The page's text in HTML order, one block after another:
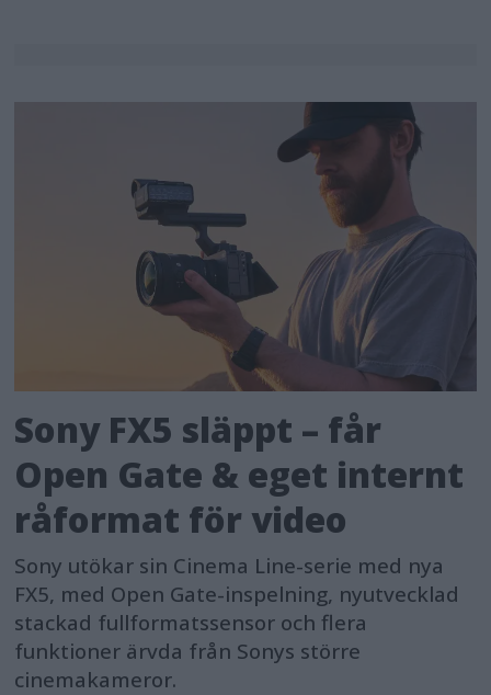
Sony FX5 släppt – får
Open Gate & eget internt
råformat för video
Sony utökar sin Cinema Line-serie med nya
FX5, med Open Gate-inspelning, nyutvecklad
stackad fullformatssensor och flera
funktioner ärvda från Sonys större
cinemakameror.